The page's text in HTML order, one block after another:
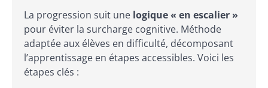
La progression suit une logique « en escalier »
pour éviter la surcharge cognitive. Méthode
adaptée aux élèves en difficulté, décomposant
l’apprentissage en étapes accessibles. Voici les
étapes clés :